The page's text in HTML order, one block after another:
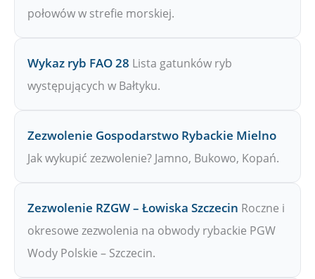
połowów w strefie morskiej.
Wykaz ryb FAO 28 Lista gatunków ryb
występujących w Bałtyku.
Zezwolenie Gospodarstwo Rybackie Mielno
Jak wykupić zezwolenie? Jamno, Bukowo, Kopań.
Zezwolenie RZGW – Łowiska Szczecin Roczne i
okresowe zezwolenia na obwody rybackie PGW
Wody Polskie – Szczecin.